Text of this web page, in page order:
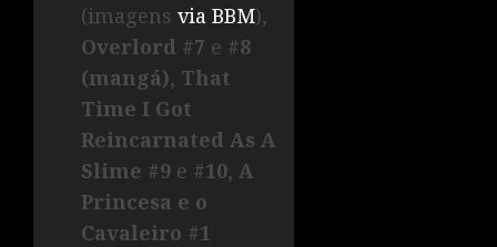
(imagens via BBM),
Overlord #7 e #8
(mangá), That
Time I Got
Reincarnated As A
Slime #9 e #10, A
Princesa e o
Cavaleiro #1